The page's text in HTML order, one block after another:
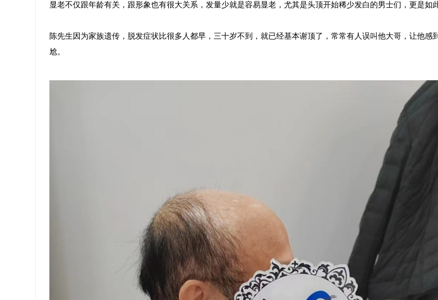
显老不仅跟年龄有关，跟形象也有很大关系，发量少就是容易显老，尤其是头顶开始稀少发白的男士们，更是如
陈先生因为家族遗传，脱发症状比很多人都早，三十岁不到，就已经基本谢顶了，常常有人误叫他大哥，让他感
尬。